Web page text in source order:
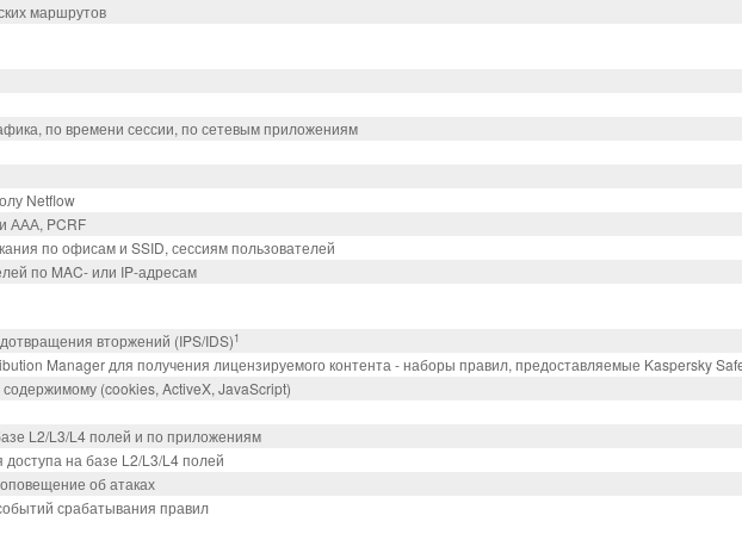
маршрутов
по времени сессии, по сетевым приложениям
Netflow
ААА, PCRF
по офисам и SSID, сессиям пользователей
по MAC- или IP-адресам
вторжений (IPS/IDS)1
Manager для получения лицензируемого контента - наборы правил, предоставляемые Kaspersky
(cookies, ActiveX, JavaScript)
L2/L3/L4 полей и по приложениям
доступа на базе L2/L3/L4 полей
об атаках
срабатывания правил